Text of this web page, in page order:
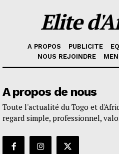
Elite
A PROPOS PUBLICITE
NOUS REJOINDRE
A propos de nous
Toute l'actualité du Togo et
regard simple, professionnel,